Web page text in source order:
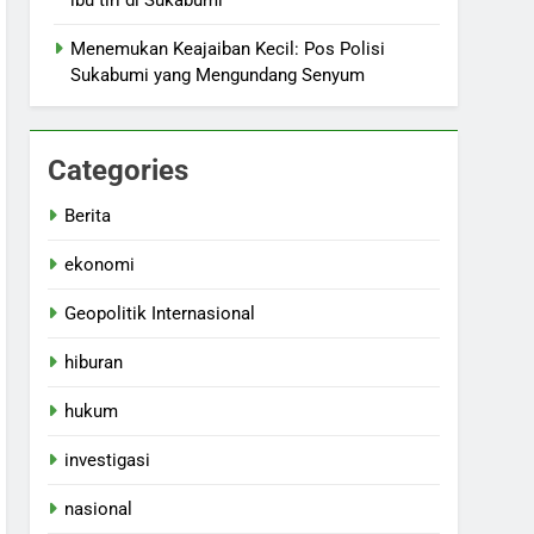
Menemukan Keajaiban Kecil: Pos Polisi
Sukabumi yang Mengundang Senyum
Categories
Berita
ekonomi
Geopolitik Internasional
hiburan
hukum
investigasi
nasional